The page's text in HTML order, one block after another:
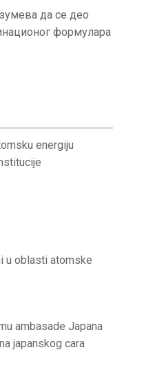
да се део
формулара
energiju
u oblasti atomske
ambasade Japana
japanskog cara